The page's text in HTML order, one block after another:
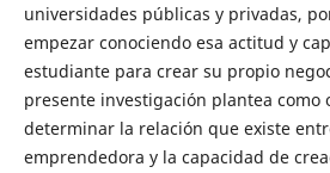
universidades públicas y privadas,
empezar conociendo esa actitud y
estudiante para crear su propio
presente investigación plantea como
determinar la relación que existe
emprendedora y la capacidad de